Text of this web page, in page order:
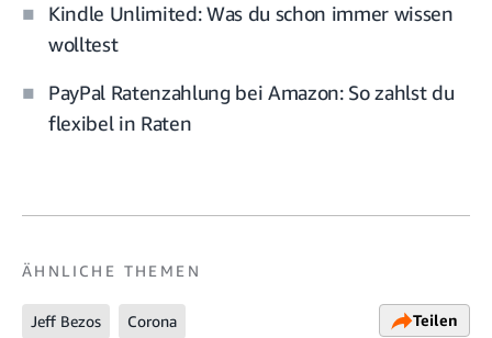
Kindle Unlimited: Was du schon immer wissen
wolltest
PayPal Ratenzahlung bei Amazon: So zahlst du
flexibel in Raten
ÄHNLICHE THEMEN
Jeff Bezos Corona Teilen